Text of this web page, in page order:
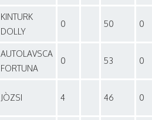
KINTURK
DOLLY
0 50 0
AUTOLAVSCA
FORTUNA
0 53 0
JÒZSI 4 46 0